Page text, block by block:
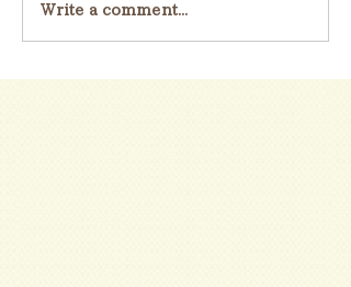
Write a comment...